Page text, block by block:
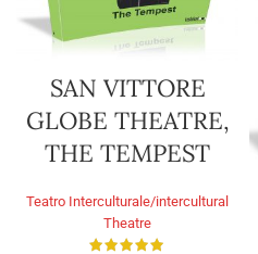
SAN VITTORE
GLOBE THEATRE,
THE TEMPEST
Teatro Interculturale/intercultural
Theatre